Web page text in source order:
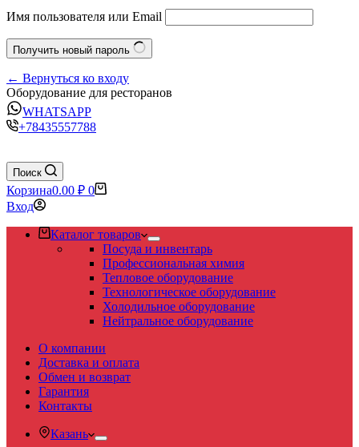
Имя пользователя или Email
Получить новый пароль
← Вернуться ко входу
Оборудование для ресторанов
WHATSAPP
+78435557788
Поиск
Корзина0.00 ₽ 0
Вход
Каталог товаров
Посуда и инвентарь
Профессиональная химия
Тепловое оборудование
Технологическое оборудование
Холодильное оборудование
Нейтральное оборудование
О компании
Доставка и оплата
Обмен и возврат
Гарантия
Контакты
Казань